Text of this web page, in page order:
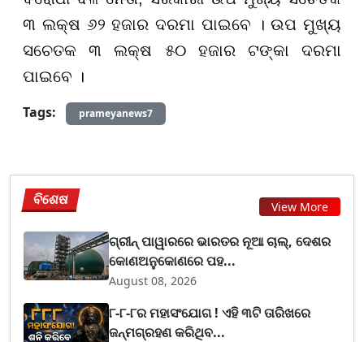
୩ ଲକ୍ଷ ୬୨ ହଜାର ଦରମା ପାଇବେ । ଉପ ମୁଖ୍ୟ
ସଚେତକ ୩ ଲକ୍ଷ ୫୦ ହଜାର ଟଙ୍କା ଦରମା
ପାଇବେ ।
Tags:
prameyanews7
ବିଶେଷ View More
ଗ୍ରୀନ୍ ପାୱାରରେ ଭାରତର ନୂଆ ଚାଲ୍, ଦେଶର
କୋଣଅନୁକୋଣରେ ପହ...
August 08, 2026
୮-୮-୮ର ମହାସଂଯୋଗ ! ଏହି ୩ଟି ତାରିଖରେ
ଜନ୍ମଗ୍ରହଣ କରିଥିବ...